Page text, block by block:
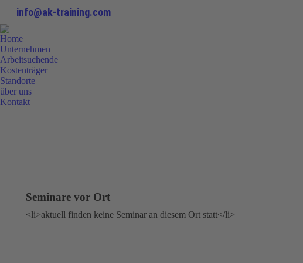
info@ak-training.com
Home
Unternehmen
Arbeitsuchende
Kostenträger
Standorte
über uns
Kontakt
Seminare vor Ort
<li>aktuell finden keine Seminar an diesem Ort statt</li>